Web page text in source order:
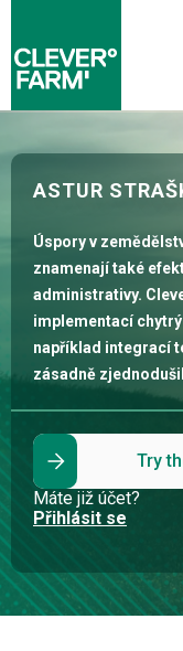
ASTUR
Úspory v
znamenají také
administrativy.
implementací
například integrací
zásadně
Try
Máte již účet?
Přihlásit se